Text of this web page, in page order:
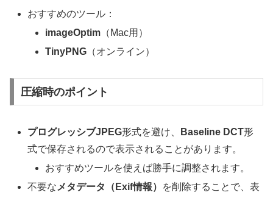
おすすめのツール：
imageOptim （Mac用）
TinyPNG （オンライン）
圧縮時のポイント
プログレッシブJPEG形式を避け、 Baseline DCT形
式で保存されるので表示されることがあります。
おすすめツールを使えば勝手に調整されます。
不要な メタデータ（Exif情報）
を削除することで、表